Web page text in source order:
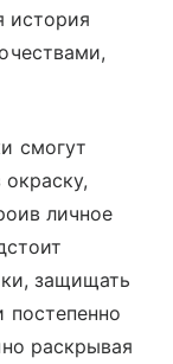
история
смогут
личное
защищать
постепенно
раскрывая